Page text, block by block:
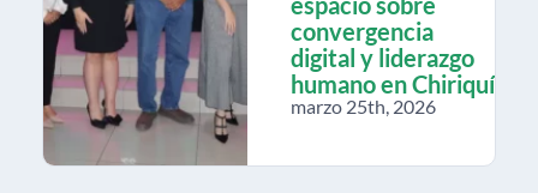
convergencia
digital y liderazgo
humano en Chiriquí
marzo 25th, 2026